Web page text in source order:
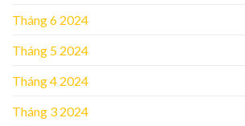
Tháng 6 2024
Tháng 5 2024
Tháng 4 2024
Tháng 3 2024